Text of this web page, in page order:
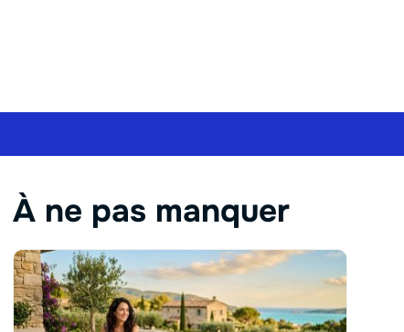
À ne pas manquer